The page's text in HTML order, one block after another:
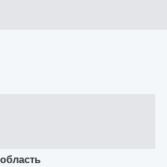
область